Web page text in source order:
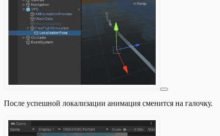
После успешной локализации анимация сменится на галочку.